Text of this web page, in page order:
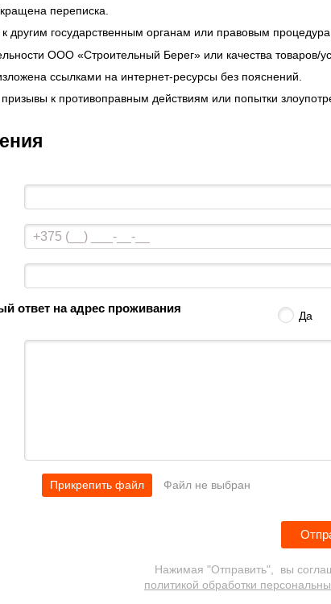
переписка.
к другим государственным органам или правовым
ООО «Строительный Берег» или качества товаров/
ссылками на интернет-ресурсы без пояснений.
к противоправным действиям или попытки
ответ на адрес проживания
Да
Прикрепить файл Файл не выбран
Нажимая "Отправить", вы
политикой обработки